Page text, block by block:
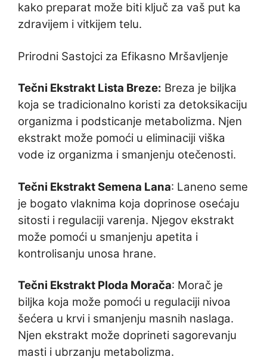
kako preparat može biti ključ za vaš put ka
zdravijem i vitkijem telu.
Prirodni Sastojci za Efikasno Mršavljenje
Tečni Ekstrakt Lista Breze: Breza je biljka
koja se tradicionalno koristi za detoksikaciju
organizma i podsticanje metabolizma. Njen
ekstrakt može pomoći u eliminaciji viška
vode iz organizma i smanjenju otečenosti.
Tečni Ekstrakt Semena Lana: Laneno seme
je bogato vlaknima koja doprinose osećaju
sitosti i regulaciji varenja. Njegov ekstrakt
može pomoći u smanjenju apetita i
kontrolisanju unosa hrane.
Tečni Ekstrakt Ploda Morača: Morač je
biljka koja može pomoći u regulaciji nivoa
šećera u krvi i smanjenju masnih naslaga.
Njen ekstrakt može doprineti sagorevanju
masti i ubrzanju metabolizma.